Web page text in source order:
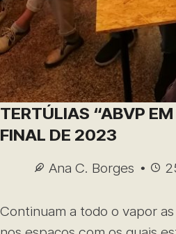
TERTÚLIAS “ABVP
FINAL DE 2023
Ana C. Borges
Continuam a todo o vapor